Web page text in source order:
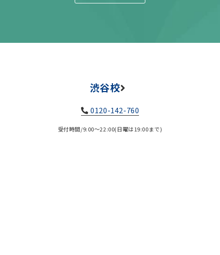
渋谷校
0120-142-760
受付時間/9:00～22:00(日曜は19:00まで)